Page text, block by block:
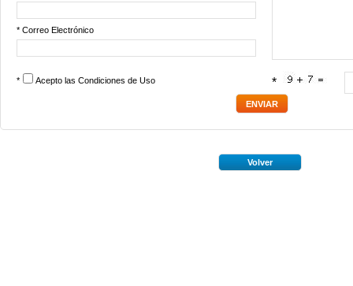
* Correo Electrónico
* Acepto las Condiciones de Uso *
Volver